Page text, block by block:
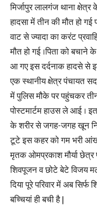
मिर्जापुर लालगंज थाना
हादसा में तीन की मौत हो
वाट से ज्यादा का करंट
मौत हो गई ।पिता को
आ गए इस दर्दनाक हादसे से
एक स्थानीय क्षेत्र पंचायत
में पुलिस मौके पर पहुंचकर
पोस्टमार्टम हाउस ले आई ।
के शरीर से जगह-जगह खून
टूटे इस कहर को गम भरी
मृतक ओमप्रकाश मौर्या
शिवपूजन व छोटे बेटे विजय
दिया पूरे परिवार में अब
बच्चियां ही बची है |